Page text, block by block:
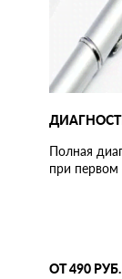
Полная
при
ОТ 490 РУБ.